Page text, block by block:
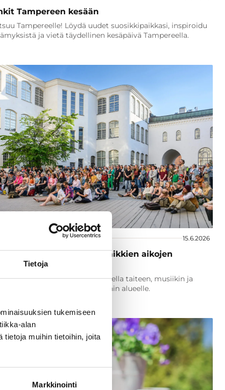
Tietoja
tukemiseen
alan
tietoja muihin tietoihin, joita
Markkinointi
Tampereen kesään
Tampereelle! Löydä uudet suosikkipaikkasi, inspiroidu
ja vietä täydellinen kesäpäivä Tampereella.
15.6.2026
alueella vietetään kaikkien aikojen
viettää kesäpäivän Tampereella taiteen, musiikin ja
parissa, suuntaa Finlaysonin alueelle.